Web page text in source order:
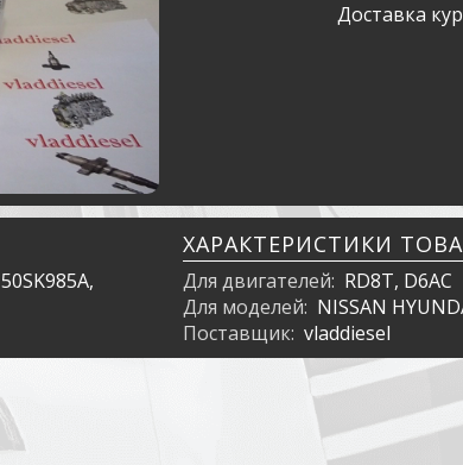
Доставка
ХАРАКТЕРИСТИКИ
Для двигателей: RD8T, D6AC
Для моделей: NISSAN
Поставщик: vladdiesel